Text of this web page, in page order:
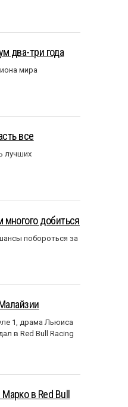
два-три года
мира
все
лучших
добиться
побороться за
1, драма Льюиса
в Red Bull Racing
в Red Bull